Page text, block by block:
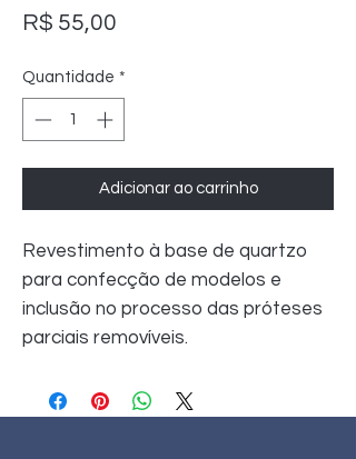
R$ 55,00
Quantidade *
Adicionar ao carrinho
Revestimento à base de quartzo
para confecção de modelos e
inclusão no processo das próteses
parciais removíveis.